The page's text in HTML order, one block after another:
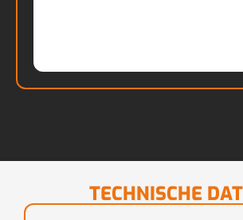
TECHNISCHE